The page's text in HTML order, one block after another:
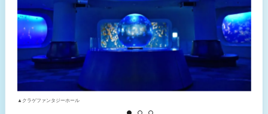
▲クラゲファンタジーホール